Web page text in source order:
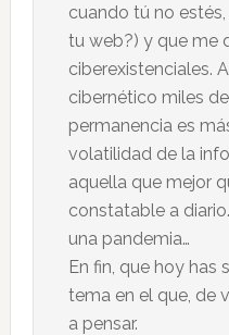
cuando tú no
tu web?) y que me
ciberexistenciales.
cibernético miles
permanencia es
volatilidad de la
aquella que mejor
constatable a
una pandemia…
En fin, que hoy has
tema en el que, de
a pensar.